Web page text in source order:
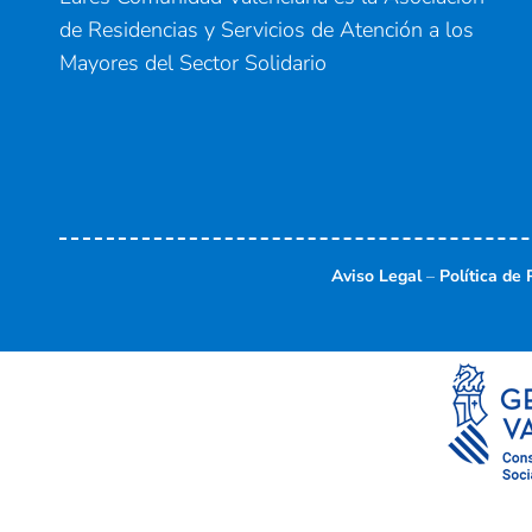
de Residencias y Servicios de Atención a los
Mayores del Sector Solidario
Aviso Legal– Política de